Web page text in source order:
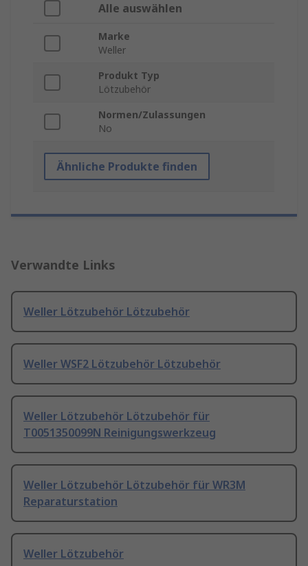
Alle auswählen
Marke
Weller
Produkt Typ
Lötzubehör
Normen/Zulassungen
No
Ähnliche Produkte finden
Verwandte Links
Weller Lötzubehör Lötzubehör
Weller WSF2 Lötzubehör Lötzubehör
Weller Lötzubehör Lötzubehör für
T0051350099N Reinigungswerkzeug
Weller Lötzubehör Lötzubehör für WR3M
Reparaturstation
Weller Lötzubehör